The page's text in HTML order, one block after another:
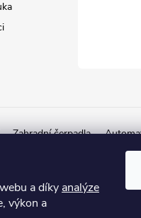
a díky analýze
výkon a
Zahradní čerpadla